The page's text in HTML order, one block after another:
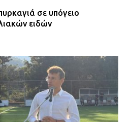
σε υπόγειο
ειδών